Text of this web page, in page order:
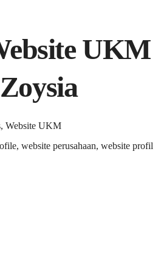
UKM
Website UKM
website perusahaan, website profil